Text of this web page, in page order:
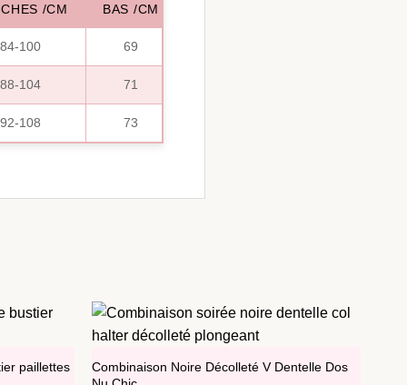
/CM BAS /CM
84-100 69
88-104 71
92-108 73
paillettes
Combinaison Noire Décolleté V Dentelle Dos